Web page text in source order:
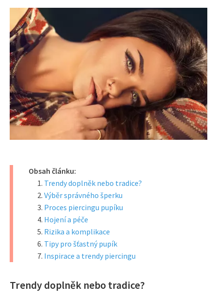
Obsah článku:
Trendy doplněk nebo tradice?
Výběr správného šperku
Proces piercingu pupíku
Hojení a péče
Rizika a komplikace
Tipy pro šťastný pupík
Inspirace a trendy piercingu
Trendy doplněk nebo tradice?